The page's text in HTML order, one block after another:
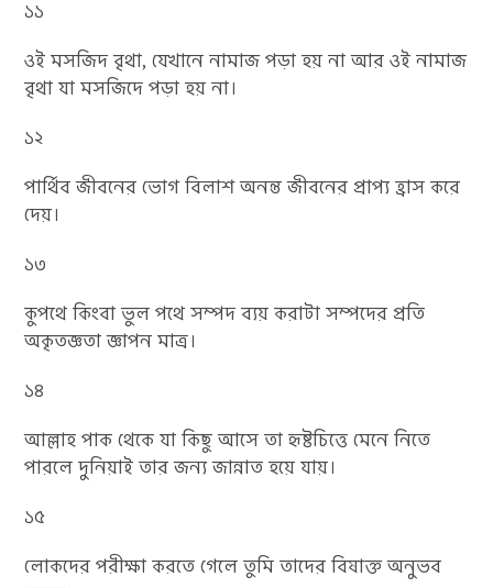
১১
ওই মসজিদ বৃথা, যেখানে নামাজ পড়া হয় না আর ওই নামাজ
বৃথা যা মসজিদে পড়া হয় না।
১২
পার্থিব জীবনের ভোগ বিলাশ অনন্ত জীবনের প্রাপ্য হ্রাস করে
দেয়।
১৩
কুপথে কিংবা ভুল পথে সম্পদ ব্যয় করাটা সম্পদের প্রতি
অকৃতজ্ঞতা জ্ঞাপন মাত্র।
১৪
আল্লাহ পাক থেকে যা কিছু আসে তা হৃষ্টচিত্তে মেনে নিতে
পারলে দুনিয়াই তার জন্য জান্নাত হয়ে যায়।
১৫
লোকদের পরীক্ষা করতে গেলে তুমি তাদের বিষাক্ত অনুভব